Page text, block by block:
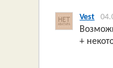
Vest
+